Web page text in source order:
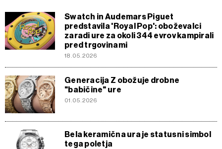
Swatch in Audemars Piguet
predstavila 'Royal Pop': oboževalci
zaradi ure za okoli 344 evrov kampirali
pred trgovinami
18.05.2026
Generacija Z obožuje drobne
"babičine" ure
01.05.2026
Bela keramična ura je statusni simbol
tega poletja